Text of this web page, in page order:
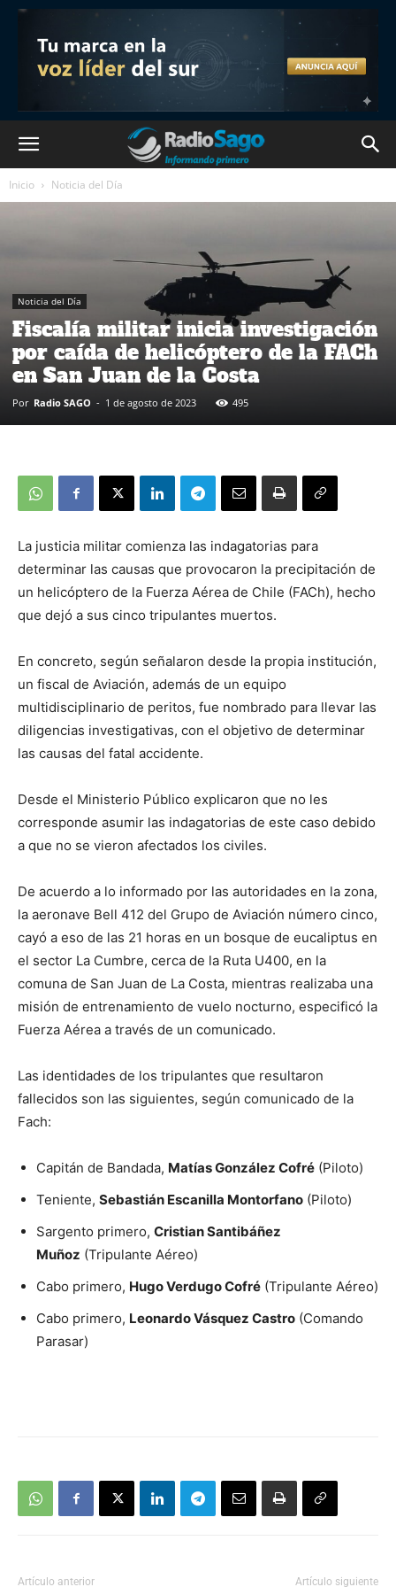
Inicio Noticia del Día
Noticia del Día
Fiscalía militar inicia investigación
por caída de helicóptero de la FACh
en San Juan de la Costa
Por Radio SAGO - 1 de agosto de 2023 495
La justicia militar comienza las indagatorias para
determinar las causas que provocaron la precipitación de
un helicóptero de la Fuerza Aérea de Chile (FACh), hecho
que dejó a sus cinco tripulantes muertos.
En concreto, según señalaron desde la propia institución,
un fiscal de Aviación, además de un equipo
multidisciplinario de peritos, fue nombrado para llevar las
diligencias investigativas, con el objetivo de determinar
las causas del fatal accidente.
Desde el Ministerio Público explicaron que no les
corresponde asumir las indagatorias de este caso debido
a que no se vieron afectados los civiles.
De acuerdo a lo informado por las autoridades en la zona,
la aeronave Bell 412 del Grupo de Aviación número cinco,
cayó a eso de las 21 horas en un bosque de eucaliptus en
el sector La Cumbre, cerca de la Ruta U400, en la
comuna de San Juan de La Costa, mientras realizaba una
misión de entrenamiento de vuelo nocturno, especificó la
Fuerza Aérea a través de un comunicado.
Las identidades de los tripulantes que resultaron
fallecidos son las siguientes, según comunicado de la
Fach:
Capitán de Bandada, Matías González Cofré (Piloto)
Teniente, Sebastián Escanilla Montorfano (Piloto)
Sargento primero, Cristian Santibáñez
Muñoz (Tripulante Aéreo)
Cabo primero, Hugo Verdugo Cofré (Tripulante Aéreo)
Cabo primero, Leonardo Vásquez Castro (Comando
Parasar)
Artículo anterior Artículo siguiente